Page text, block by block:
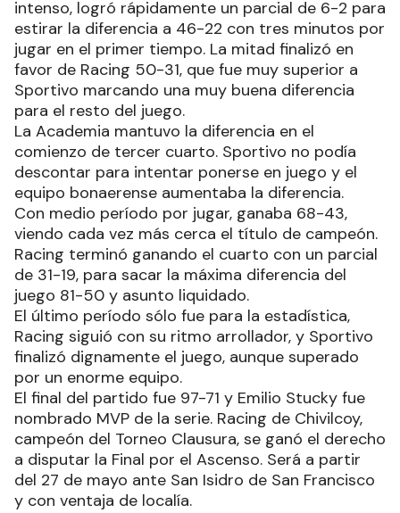
intenso, logró rápidamente un parcial de 6-2 para
estirar la diferencia a 46-22 con tres minutos por
jugar en el primer tiempo. La mitad finalizó en
favor de Racing 50-31, que fue muy superior a
Sportivo marcando una muy buena diferencia
para el resto del juego.
La Academia mantuvo la diferencia en el
comienzo de tercer cuarto. Sportivo no podía
descontar para intentar ponerse en juego y el
equipo bonaerense aumentaba la diferencia.
Con medio período por jugar, ganaba 68-43,
viendo cada vez más cerca el título de campeón.
Racing terminó ganando el cuarto con un parcial
de 31-19, para sacar la máxima diferencia del
juego 81-50 y asunto liquidado.
El último período sólo fue para la estadística,
Racing siguió con su ritmo arrollador, y Sportivo
finalizó dignamente el juego, aunque superado
por un enorme equipo.
El final del partido fue 97-71 y Emilio Stucky fue
nombrado MVP de la serie. Racing de Chivilcoy,
campeón del Torneo Clausura, se ganó el derecho
a disputar la Final por el Ascenso. Será a partir
del 27 de mayo ante San Isidro de San Francisco
y con ventaja de localía.